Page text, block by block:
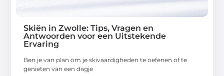
Skiën in Zwolle: Tips, Vragen en
Antwoorden voor een Uitstekende
Ervaring
Ben je van plan om je skivaardigheden te oefenen of te
genieten van een dagje